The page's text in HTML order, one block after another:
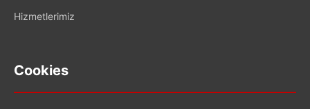
Hizmetlerimiz
Cookies